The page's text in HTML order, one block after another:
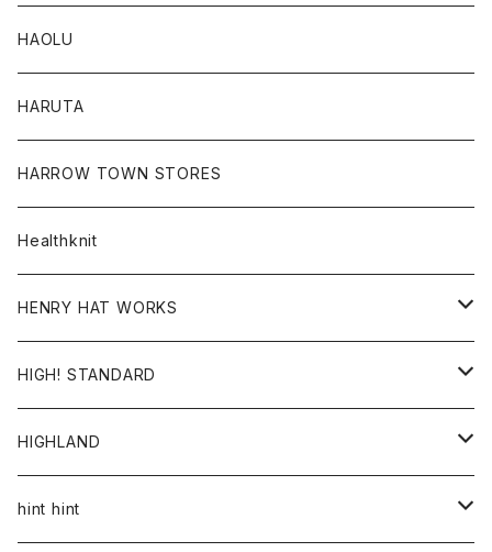
カーディガン
コート
トップス
シャツ
スウェット
レディース
カーディガン
コート
ボトム
パンツ
トップス
Tシャツ
ロンTEE
HAOLU
HARUTA
HARROW TOWN STORES
Healthknit
HENRY HAT WORKS
帽子
HIGH! STANDARD
アウター
ジャケット
トップス
HIGHLAND
帽子
hint hint